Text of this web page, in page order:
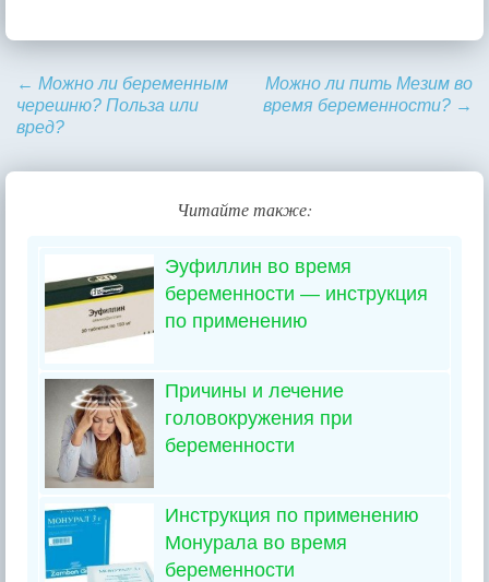
← Можно ли беременным
черешню? Польза или
вред?
Можно ли пить Мезим во
время беременности? →
Читайте также:
Эуфиллин во время
беременности — инструкция
по применению
Причины и лечение
головокружения при
беременности
Инструкция по применению
Монурала во время
беременности